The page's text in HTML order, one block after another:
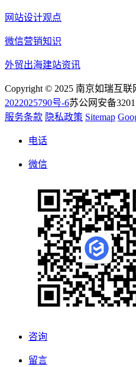
网站设计观点
微信营销知识
外贸出海建站资讯
Copyright © 2025 南京如瑞互
2022025790号-6苏公网安备
服务条款 隐私政策 Sitemap
电话
微信
咨询
留言